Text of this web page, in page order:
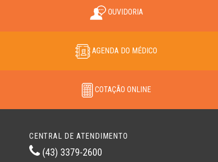
OUVIDORIA
AGENDA DO MÉDICO
COTAÇÃO ONLINE
CENTRAL DE ATENDIMENTO
(43) 3379-2600